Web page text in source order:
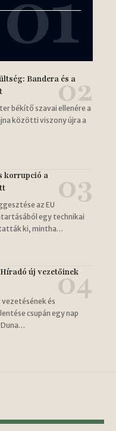
Bandera és a
békítő szavai ellenére a
közötti viszony újra a
korrupció a
az EU
egy technikai
ki, mintha…
új vezetőinek
és
csupán egy nap